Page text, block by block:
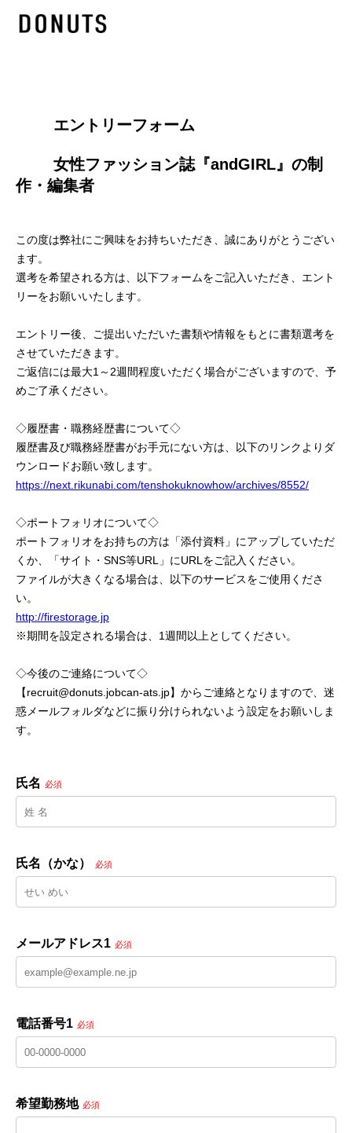
        エントリーフォーム
作・編集者
この度は弊社にご興味をお持ちいただき、誠にありがとうござい
ます。
選考を希望される方は、以下フォームをご記入いただき、エント
リーをお願いいたします。
エントリー後、ご提出いただいた書類や情報をもとに書類選考を
させていただきます。
ご返信には最大1～2週間程度いただく場合がございますので、予
めご了承ください。
◇履歴書・職務経歴書について◇
履歴書及び職務経歴書がお手元にない方は、以下のリンクよりダ
ウンロードお願い致します。
https://next.rikunabi.com/tenshokuknowhow/archives/8552/
◇ポートフォリオについて◇
ポートフォリオをお持ちの方は「添付資料」にアップしていただ
くか、「サイト・SNS等URL」にURLをご記入ください。
ファイルが大きくなる場合は、以下のサービスをご使用くださ
い。
http://firestorage.jp
※期間を設定される場合は、1週間以上としてください。
◇今後のご連絡について◇
【recruit@donuts.jobcan-ats.jp】からご連絡となりますので、迷
惑メールフォルダなどに振り分けられないよう設定をお願いしま
す。
氏名 必須
氏名（かな） 必須
メールアドレス1 必須
電話番号1 必須
希望勤務地 必須